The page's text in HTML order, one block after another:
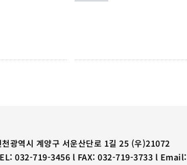
천광역시 계양구 서운산단로 1길 25 (우)21072
032-719-3456 l FAX: 032-719-3733 l Email: